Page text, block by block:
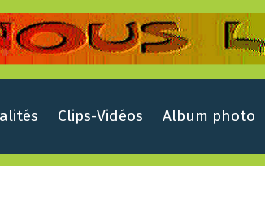
Clips-Vidéos Album photo